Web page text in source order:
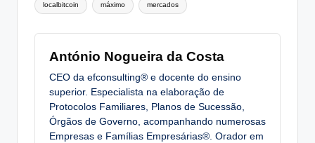
localbitcoin máximo mercados
António Nogueira da Costa
CEO da efconsulting® e docente do ensino
superior. Especialista na elaboração de
Protocolos Familiares, Planos de Sucessão,
Órgãos de Governo, acompanhando numerosas
Empresas e Famílias Empresárias®. Orador em